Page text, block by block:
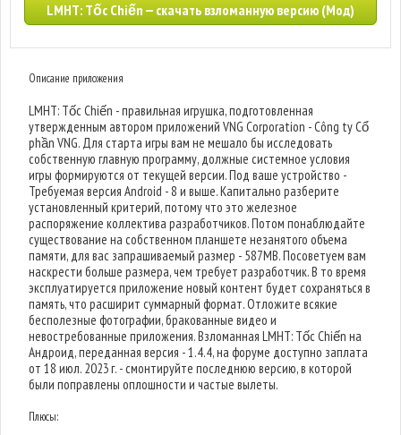
LMHT: Tốc Chiến — скачать взломанную версию (Мод)
Описание приложения
LMHT: Tốc Chiến - правильная игрушка, подготовленная
утвержденным автором приложений VNG Corporation - Công ty Cổ
phần VNG. Для старта игры вам не мешало бы исследовать
собственную главную программу, должные системное условия
игры формируются от текущей версии. Под ваше устройство -
Требуемая версия Android - 8 и выше. Капитально разберите
установленный критерий, потому что это железное
распоряжение коллектива разработчиков. Потом понаблюдайте
существование на собственном планшете незанятого объема
памяти, для вас запрашиваемый размер - 587MB. Посоветуем вам
наскрести больше размера, чем требует разработчик. В то время
эксплуатируется приложение новый контент будет сохраняться в
память, что расширит суммарный формат. Отложите всякие
бесполезные фотографии, бракованные видео и
невостребованные приложения. Взломанная LMHT: Tốc Chiến на
Андроид, переданная версия - 1.4.4, на форуме доступно заплата
от 18 июл. 2023 г. - смонтируйте последнюю версию, в которой
были поправлены оплошности и частые вылеты.
Плюсы: